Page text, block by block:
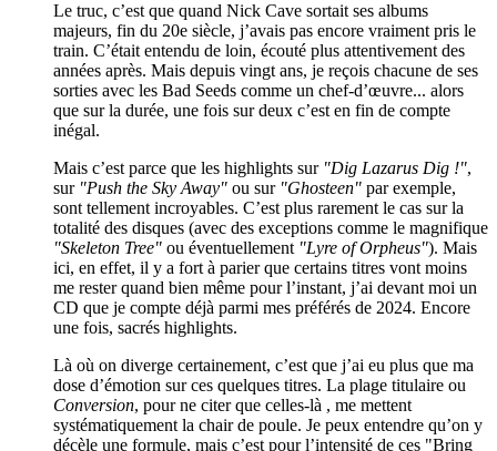
Le truc, c’est que quand Nick Cave sortait ses albums
majeurs, fin du 20e siècle, j’avais pas encore vraiment pris le
train. C’était entendu de loin, écouté plus attentivement des
années après. Mais depuis vingt ans, je reçois chacune de ses
sorties avec les Bad Seeds comme un chef-d’œuvre... alors
que sur la durée, une fois sur deux c’est en fin de compte
inégal.
Mais c’est parce que les highlights sur "Dig Lazarus Dig !",
sur "Push the Sky Away" ou sur "Ghosteen" par exemple,
sont tellement incroyables. C’est plus rarement le cas sur la
totalité des disques (avec des exceptions comme le magnifique
"Skeleton Tree" ou éventuellement "Lyre of Orpheus"). Mais
ici, en effet, il y a fort à parier que certains titres vont moins
me rester quand bien même pour l’instant, j’ai devant moi un
CD que je compte déjà parmi mes préférés de 2024. Encore
une fois, sacrés highlights.
Là où on diverge certainement, c’est que j’ai eu plus que ma
dose d’émotion sur ces quelques titres. La plage titulaire ou
Conversion, pour ne citer que celles-là , me mettent
systématiquement la chair de poule. Je peux entendre qu’on y
décèle une formule, mais c’est pour l’intensité de ces "Bring